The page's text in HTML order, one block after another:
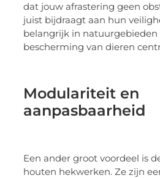
dat jouw afrastering geen
juist bijdraagt aan hun
belangrijk in natuurgebieden
bescherming van dieren
Modulariteit en
aanpasbaarheid
Een ander groot voordeel is
houten hekwerken. Ze zijn